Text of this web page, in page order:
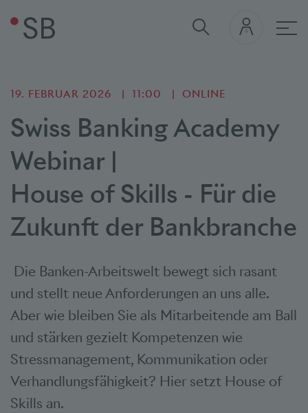
19. FEBRUAR 2026 11:00 ONLINE
Swiss Banking Academy
Webinar |
House of Skills - Für die
Zukunft der Bankbranche
Die Banken-Arbeitswelt bewegt sich rasant
und stellt neue Anforderungen an uns alle.
Aber wie bleiben Sie als Mitarbeitende am Ball
und stärken gezielt Kompetenzen wie
Stressmanagement, Kommunikation oder
Verhandlungsfähigkeit? Hier setzt House of
Skills an.